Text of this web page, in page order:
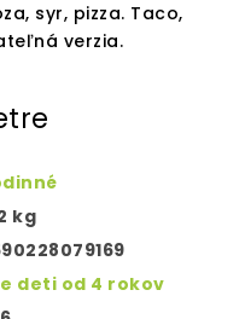
syr, pizza. Taco,
verzia.
kg
deti od 4 rokov